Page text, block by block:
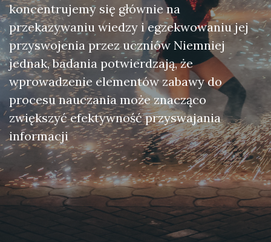
koncentrujemy się głównie na
przekazywaniu wiedzy i egzekwowaniu jej
przyswojenia przez uczniów Niemniej
jednak, badania potwierdzają, że
wprowadzenie elementów zabawy do
procesu nauczania może znacząco
zwiększyć efektywność przyswajania
informacji